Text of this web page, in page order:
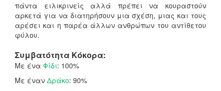
πάντα ειλικρινείς αλλά πρέπει να κουραστούν
αρκετά για να διατηρήσουν μια σχέση, μιας και τους
αρέσει και η παρέα άλλων ανθρώπων του αντίθετου
φύλου.
Συμβατότητα Κόκορα:
Με ένα Φίδι: 100%
Με έναν Δράκο: 90%